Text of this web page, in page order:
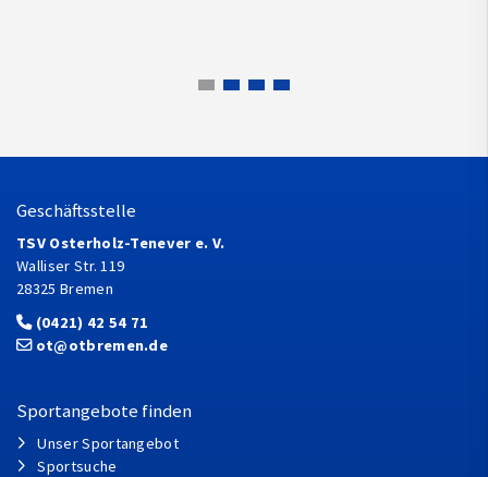
Geschäftsstelle
TSV Osterholz-Tenever e. V.
Walliser Str. 119
28325 Bremen
(0421) 42 54 71
ot@otbremen.de
Sportangebote finden
Unser Sportangebot
Sportsuche